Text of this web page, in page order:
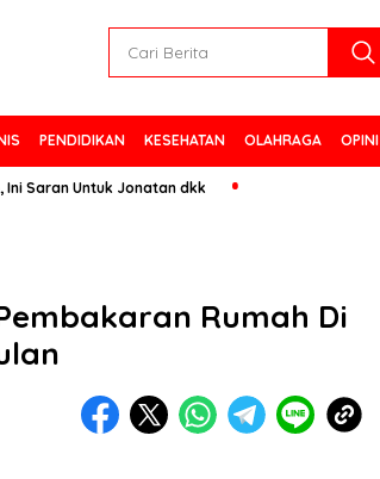
PENDIDIKAN KESEHATAN OLAHRAGA OPINI
Jonatan dkk
Rumah Di